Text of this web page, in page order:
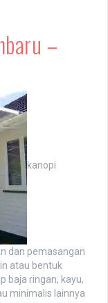
–
kanopi
dan pemasangan
atau bentuk
baja ringan, kayu,
minimalis lainnya